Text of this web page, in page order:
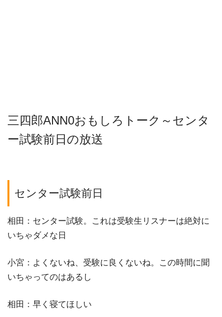
三四郎ANN0おもしろトーク～センタ
ー試験前日の放送
センター試験前日
相田：センター試験。これは受験生リスナーは絶対に
いちゃダメな日
小宮：よくないね、受験に良くないね。この時間に聞
いちゃってのはあるし
相田：早く寝てほしい